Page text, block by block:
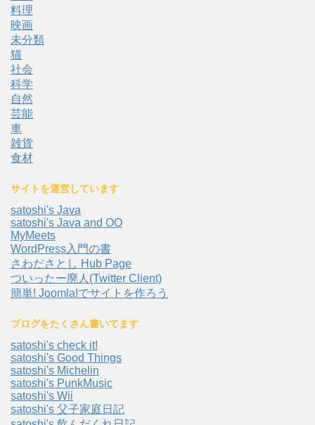
料理
映画
未分類
猫
社会
科学
自然
芸能
車
雑貨
食材
サイトを運営しています
satoshi's Java
satoshi's Java and OO
MyMeets
WordPress入門の書
さわださとし Hub Page
ついったー廃人(Twitter Client)
簡単! Joomla!でサイトを作ろう
ブログをたくさん書いてます
satoshi's check it!
satoshi's Good Things
satoshi's Michelin
satoshi's PunkMusic
satoshi's Wii
satoshi's 父子家庭日記